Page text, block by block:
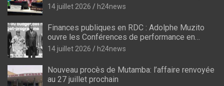
14 juillet 2026 h24news
Finances publiques en RDC : Adolphe Muzito
ouvre les Conférences de performance en
prélude au budget-programme de 2028
14 juillet 2026 h24news
Nouveau procès de Mutamba: l’affaire renvoyée
au 27 juillet prochain